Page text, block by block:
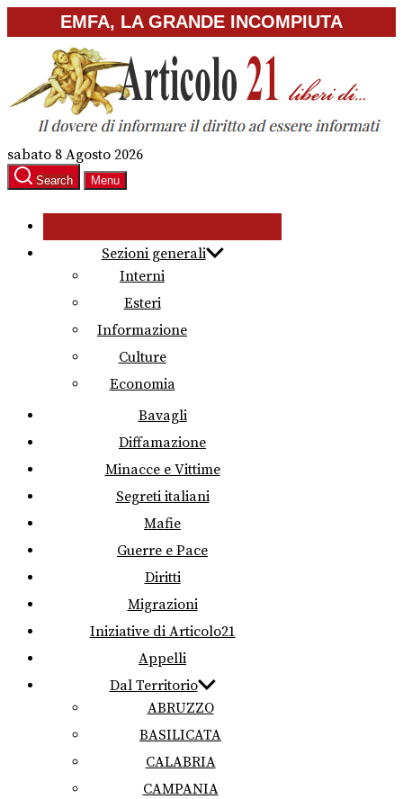
to
content
EMFA, LA GRANDE INCOMPIUTA
sabato 8 Agosto 2026
Search Menu
Sezioni generali
Interni
Esteri
Informazione
Culture
Economia
Bavagli
Diffamazione
Minacce e Vittime
Segreti italiani
Mafie
Guerre e Pace
Diritti
Migrazioni
Iniziative di Articolo21
Appelli
Dal Territorio
ABRUZZO
BASILICATA
CALABRIA
CAMPANIA